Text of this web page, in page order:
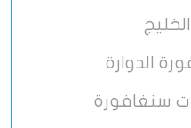
الدوارة
سنغافورة